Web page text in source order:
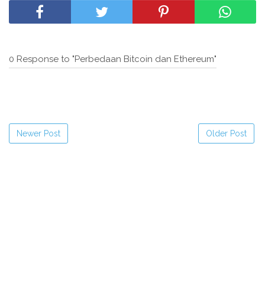
0 Response to "Perbedaan Bitcoin dan Ethereum"
Newer Post Older Post